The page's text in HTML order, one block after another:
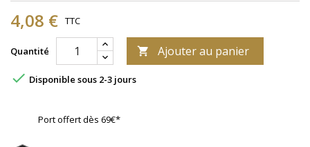
4,08 € TTC
Quantité  Ajouter au panier
 Disponible sous 2-3 jours
Port offert dès 69€*